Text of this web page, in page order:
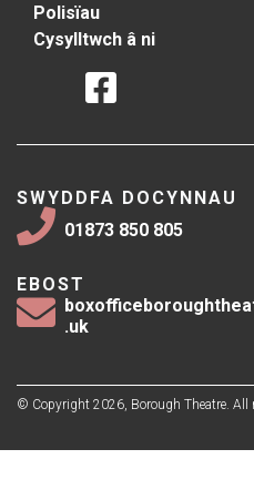
Polisïau
Cysylltwch â ni
SWYDDFA DOCYNNAU
01873 850 805
EBOST
.uk
© Copyright 2026, Borough Theatre. All